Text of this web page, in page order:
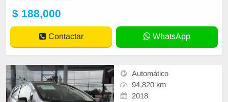
$ 188,000
Contactar WhatsApp
Automático
94,820 km
2018